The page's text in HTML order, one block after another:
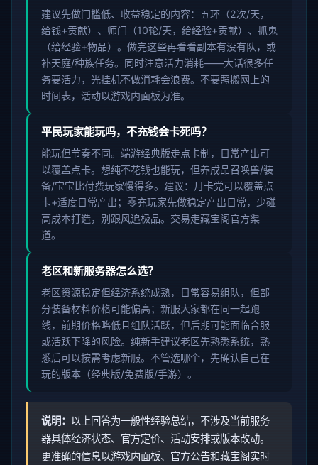
建议先做门槛低、收益稳定的内容：五环（2次/天，
给钱+贡献）、师门（10轮/天，给经验+贡献）、抓鬼
（给经验+物品）。做完这些再看看副本有没有队，或
补天庭/种族任务。同时注意活力消耗——大话很多任
务要活力，光挂机不做消耗会浪费。不要照搬网上的
时间表，活动以游戏内面板为准。
平民玩家能玩吗，不充钱会卡死吗？
能玩但节奏不同。端游经典版走点卡制，日常产出可
以覆盖点卡。想纯不花钱也能玩，但养成品召唤兽/装
备/宝宝比付费玩家慢得多。建议：月卡党可以覆盖点
卡+适度日常产出；零充玩家先做稳定产出日常，少碰
高成本打造，别跟风追极品。交易走藏宝阁官方渠
道。
老区和新服务器怎么选？
老区资源稳定但经济系统成熟，日常容易组队，但部
分装备材料价格可能偏高；新服大家都在同一起跑
线，前期价格略低且组队活跃，但后期可能面临合服
或活跃下降的风险。纯新手建议老区先熟悉系统，熟
悉后可以按需考虑新服。不管选哪个，先确认自己在
玩的版本（经典版/免费版/手游）。
说明： 以上回答为一般性经验总结，不涉及当前服务
器具体经济状态、官方定价、活动安排或版本改动。
更准确的信息以游戏内面板、官方公告和藏宝阁实时